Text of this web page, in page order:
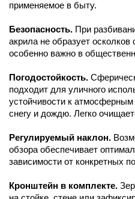
применяемое в быту.
Безопасность. При
акрила не образует
особенно важно в
Погодостойкость.
подходит для уличного
устойчивости к
снегу и дождю. Легко
Регулируемый наклон.
обзора обеспечивает
зависимости от конкретных
Кронштейн в комплекте.